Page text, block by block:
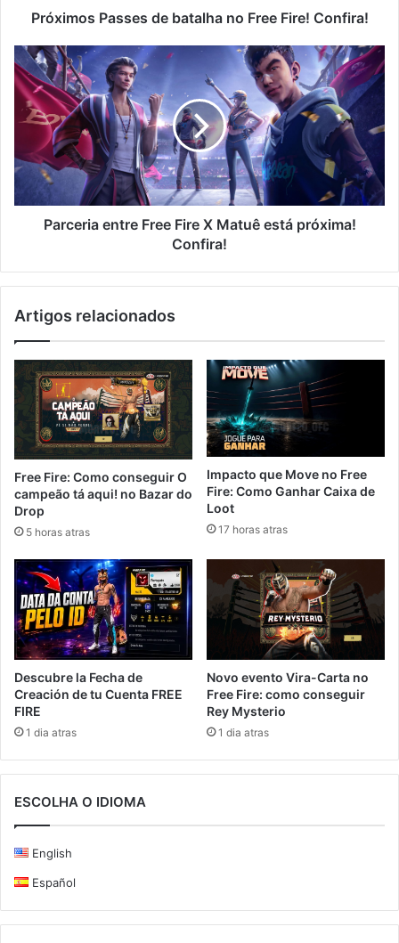
Próximos Passes de batalha no Free Fire! Confira!
Parceria
entre
Free
Fire
Matuê
está
próxima!
Confira!
Parceria entre Free Fire X Matuê está próxima!
Confira!
Artigos relacionados
Free Fire: Como conseguir O
campeão tá aqui! no Bazar do
Drop
5 horas atras
Impacto que Move no Free
Fire: Como Ganhar Caixa de
Loot
17 horas atras
Descubre la Fecha de
Creación de tu Cuenta FREE
FIRE
1 dia atras
Novo evento Vira-Carta no
Free Fire: como conseguir
Rey Mysterio
1 dia atras
ESCOLHA O IDIOMA
English
Español